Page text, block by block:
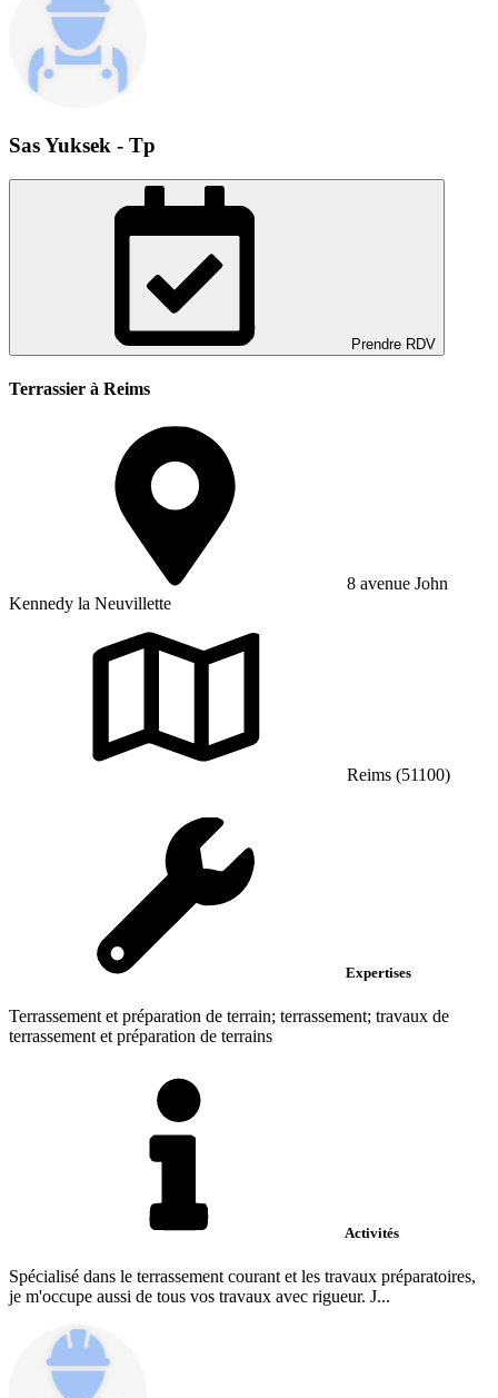
Sas Yuksek - Tp
Prendre RDV
Terrassier à Reims
8 avenue John
Kennedy la Neuvillette
Reims (51100)
Expertises
Terrassement et préparation de terrain; terrassement; travaux de
terrassement et préparation de terrains
Activités
Spécialisé dans le terrassement courant et les travaux préparatoires,
je m'occupe aussi de tous vos travaux avec rigueur. J...